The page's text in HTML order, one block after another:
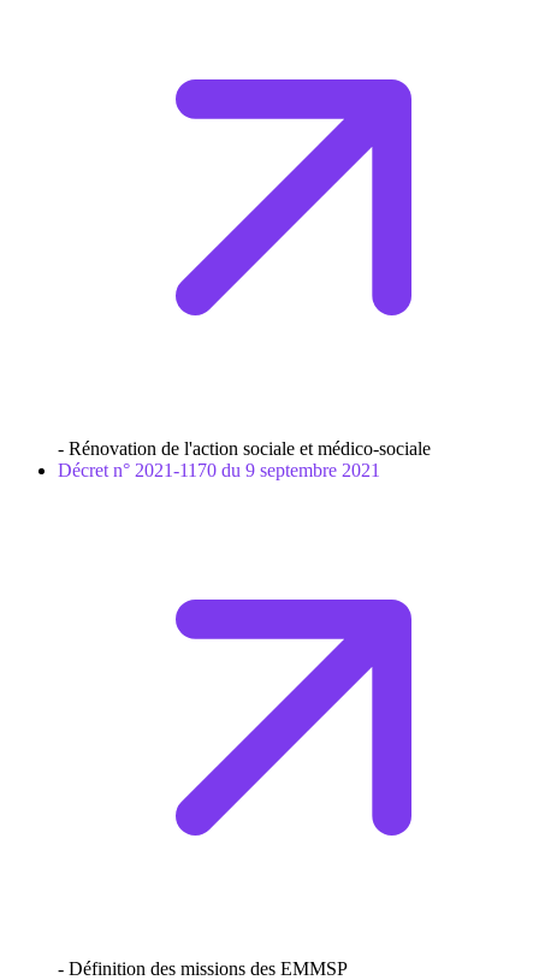
- Rénovation de l'action sociale et médico-sociale
Décret n° 2021-1170 du 9 septembre 2021
- Définition des missions des EMMSP